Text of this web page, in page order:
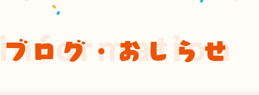
ブログ・おしらせ
information